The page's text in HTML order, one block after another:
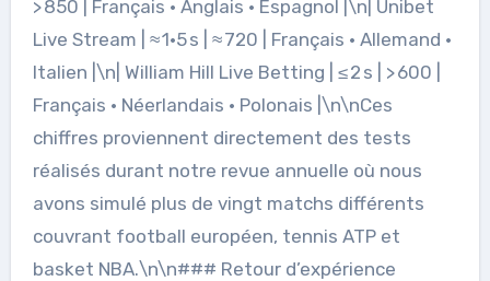
> 850 | Français • Anglais • Espagnol |\n| Unibet
Live Stream | ≈ 1·5 s | ≈ 720 | Français • Allemand •
Italien |\n| William Hill Live Betting | ≤ 2 s | > 600 |
Français • Néerlandais • Polonais |\n\nCes
chiffres proviennent directement des tests
réalisés durant notre revue annuelle où nous
avons simulé plus de vingt matchs différents
couvrant football européen, tennis ATP et
basket NBA.\n\n### Retour d’expérience